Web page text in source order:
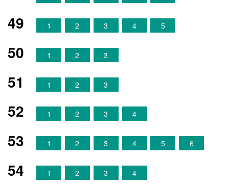
49 1 2 3 4 5
50 1 2 3
51 1 2 3
52 1 2 3 4
53 1 2 3 4 5 6
54 1 2 3 4